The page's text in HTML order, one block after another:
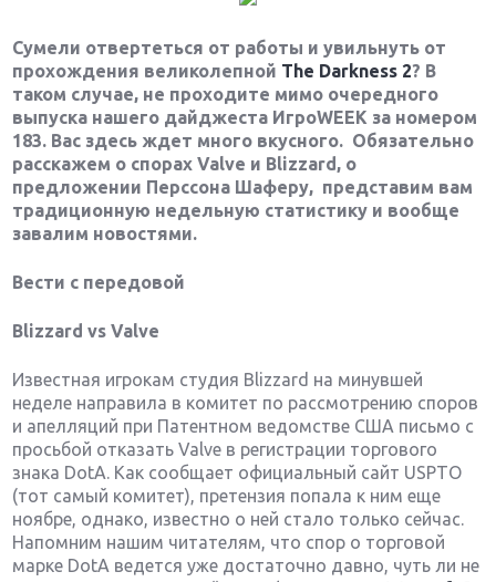
Сумели отвертеться от работы и увильнуть от
прохождения великолепной The Darkness 2? В
таком случае, не проходите мимо очередного
выпуска нашего дайджеста ИгроWEEK за номером
183. Вас здесь ждет много вкусного. Обязательно
расскажем о спорахValve и Blizzard, о
предложении Перссона Шаферу, представим вам
традиционную недельную статистику и вообще
завалим новостями.
Вести с передовой
Blizzard vs Valve
Известная игрокам студия Blizzard на минувшей
неделе направила в комитет по рассмотрению споров
и апелляций при Патентном ведомстве США письмо с
просьбой отказать Valve в регистрации торгового
знака DotA. Как сообщает официальный сайт USPTO
(тот самый комитет), претензия попала к ним еще
ноябре, однако, известно о ней стало только сейчас.
Напомним нашим читателям, что спор о торговой
марке DotA ведется уже достаточно давно, чуть ли не